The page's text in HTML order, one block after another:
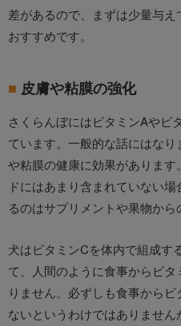
差があるので、まずは少量与
おすすめです。
皮膚や粘膜の強化
さくらんぼにはビタミンAやビ
ています。一般的な話にはな
や粘膜の健康に効果がありま
ドにはあまり含まれていない
るのはサプリメントや果物から
犬はビタミンCを体内で組成す
て、人間のように食事からビ
りません。必ずしも食事から
ないというわけではありませ